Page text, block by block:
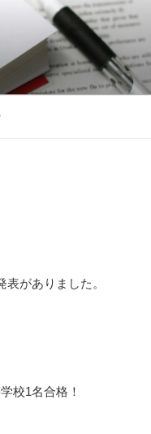
すた
がありました。
校1名合格！